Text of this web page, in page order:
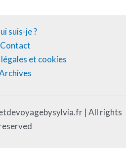
suis-je ?
Contact
et cookies
| All rights